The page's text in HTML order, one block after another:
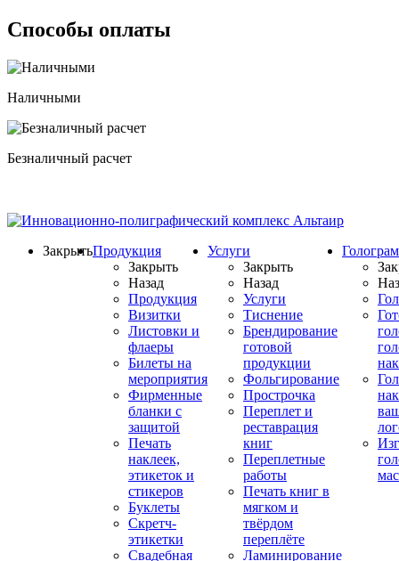
Способы оплаты
Наличными
Безналичный расчет
ЗакрытьПродукция
Закрыть
Назад
Продукция
Визитки
Листовки и
флаеры
Билеты на
мероприятия
Фирменные
бланки с
защитой
Печать
наклеек,
этикеток и
стикеров
Буклеты
Скретч-
этикетки
Свадебная
Услуги
Закрыть
Назад
Услуги
Тиснение
Брендирование
готовой
продукции
Фольгирование
Прострочка
Переплет и
реставрация
книг
Переплетные
работы
Печать книг в
мягком и
твёрдом
переплёте
Ламинирование